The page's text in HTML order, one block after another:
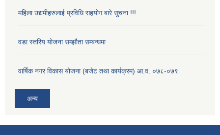
महिला उद्यमीहरुलाई प्रविधि सहयोग बारे सुचना !!!
वडा स्तरिय योजना सम्झौता सम्बन्धमा
वार्षिक नगर विकास योजना (बजेट तथा कार्यक्रम) आ.व. ०७८-०७९
अन्य